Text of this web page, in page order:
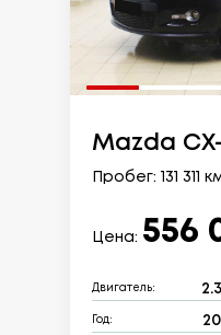
Mazda CX-
Пробег: 131 311
Цена: 556
Двигатель:
Год: